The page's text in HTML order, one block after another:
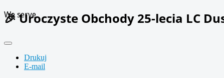
We serve
🎉 Uroczyste Obchody 25-lecia LC
Drukuj
E-mail